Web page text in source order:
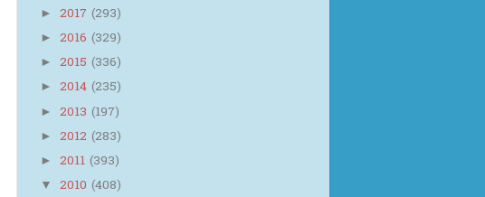
► 2017 (293)
► 2016 (329)
► 2015 (336)
► 2014 (235)
► 2013 (197)
► 2012 (283)
► 2011 (393)
▼ 2010 (408)